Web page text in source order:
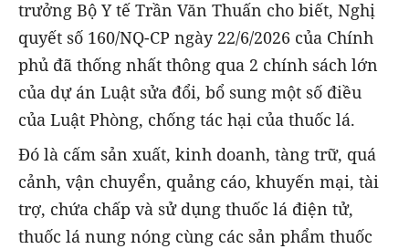
trưởng Bộ Y tế Trần Văn Thuấn cho biết, Nghị
quyết số 160/NQ-CP ngày 22/6/2026 của Chính
phủ đã thống nhất thông qua 2 chính sách lớn
của dự án Luật sửa đổi, bổ sung một số điều
của Luật Phòng, chống tác hại của thuốc lá.
Đó là cấm sản xuất, kinh doanh, tàng trữ, quá
cảnh, vận chuyển, quảng cáo, khuyến mại, tài
trợ, chứa chấp và sử dụng thuốc lá điện tử,
thuốc lá nung nóng cùng các sản phẩm thuốc